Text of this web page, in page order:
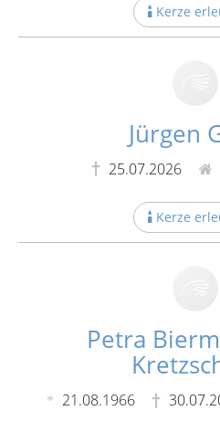
Kerze
Jürgen
25.07.2026
Kerze
Petra
21.08.1966